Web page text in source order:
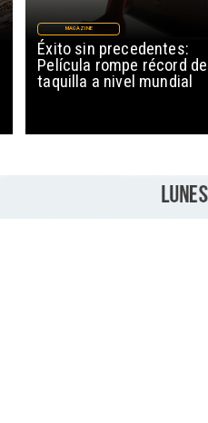
Éxito sin precedentes:
Película rompe récord de
taquilla a nivel mundial
MAGAZINE